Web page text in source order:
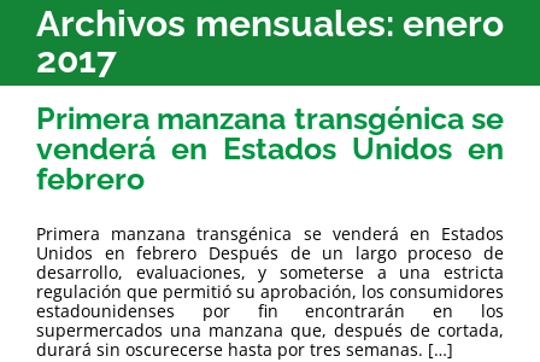
Archivos mensuales: enero
2017
Primera manzana transgénica se
venderá en Estados Unidos en
febrero
Primera manzana transgénica se venderá en Estados
Unidos en febrero Después de un largo proceso de
desarrollo, evaluaciones, y someterse a una estricta
regulación que permitió su aprobación, los consumidores
estadounidenses por fin encontrarán en los
supermercados una manzana que, después de cortada,
durará sin oscurecerse hasta por tres semanas. […]